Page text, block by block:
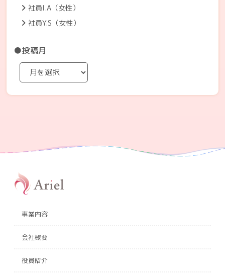
社員I.A（女性）
社員Y.S（女性）
●投稿月
事業内容
会社概要
役員紹介